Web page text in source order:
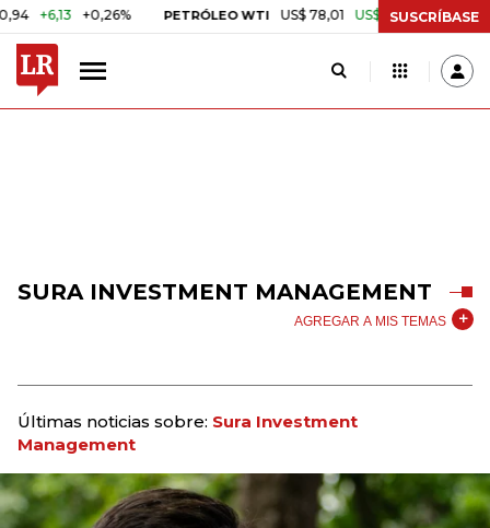
+0,26% PETRÓLEO WTI US$ 78,01 US$ 2,92 +3,89%
SUSCRÍBASE
SURA INVESTMENT MANAGEMENT
AGREGAR A MIS TEMAS
Últimas noticias sobre: Sura Investment
Management